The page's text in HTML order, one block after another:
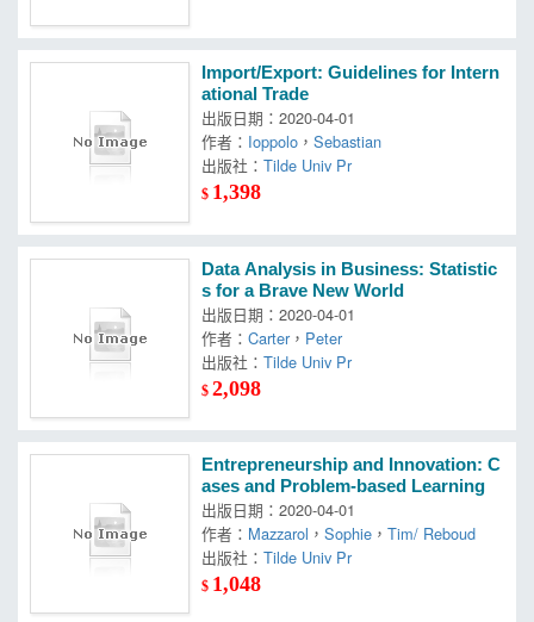
Import/Export: Guidelines for Intern
ational Trade
出版日期：2020-04-01
作者： Ioppolo ，Sebastian
出版社：Tilde Univ Pr
$ 1,398
Data Analysis in Business: Statistic
s for a Brave New World
出版日期：2020-04-01
作者：Carter ， Peter
出版社：Tilde Univ Pr
$2,098
Entrepreneurship and Innovation: C
ases and Problem-based Learning
出版日期：2020-04-01
作者： Mazzarol ，Sophie ，Tim/ Reboud
出版社：Tilde Univ Pr
$ 1,048